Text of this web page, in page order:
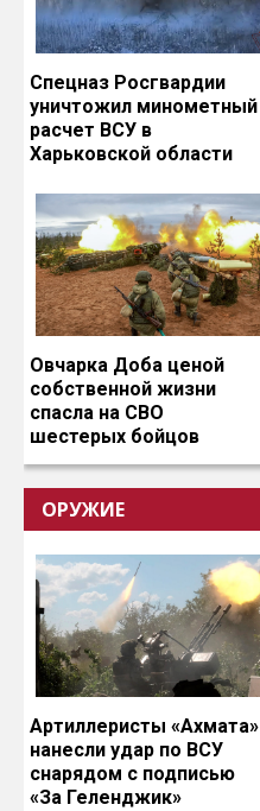
Спецназ Росгвардии
уничтожил минометный
расчет ВСУ в
Харьковской области
Овчарка Доба ценой
собственной жизни
спасла на СВО
шестерых бойцов
ОРУЖИЕ
Артиллеристы «Ахмата»
нанесли удар по ВСУ
снарядом с подписью
«За Геленджик»